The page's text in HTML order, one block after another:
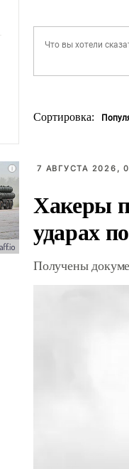
Сортировка:
7 АВГУСТА 2026,
Хакеры
ударах
Получены